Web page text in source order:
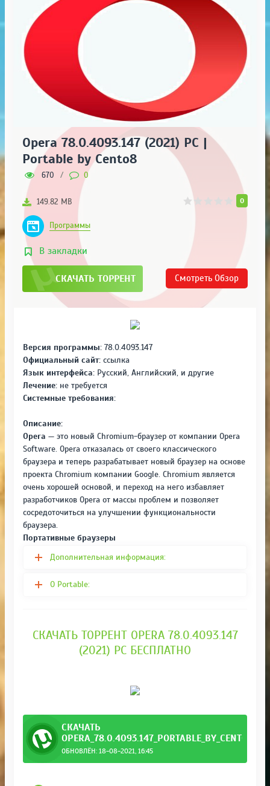
Opera 78.0.4093.147 (2021) РС |
Portable by Cento8
670 / 0
0
149.82 MB
Программы
В закладки
СКАЧАТЬ ТОРРЕНТ Смотреть Обзор
Версия программы: 78.0.4093.147
Официальный сайт: ссылка
Язык интерфейса: Русский, Английский, и другие
Лечение: не требуется
Системные требования:
Описание:
Opera — это новый Chromium-браузер от компании Opera
Software. Opera отказалась от своего классического
браузера и теперь разрабатывает новый браузер на основе
проекта Chromium компании Google. Chromium является
очень хорошей основой, и переход на него избавляет
разработчиков Opera от массы проблем и позволяет
сосредоточиться на улучшении функциональности
браузера.
Портативные браузеры
Дополнительная информация:
О Portable:
СКАЧАТЬ ТОРРЕНТ OPERA 78.0.4093.147
(2021) РС БЕСПЛАТНО
СКАЧАТЬ
ОБНОВЛЁН: 18-08-2021, 16:45